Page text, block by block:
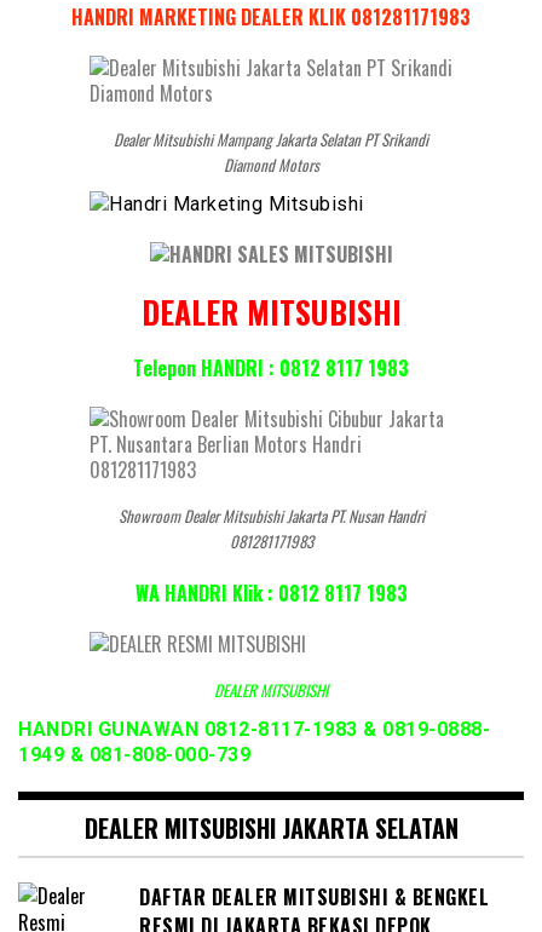
HANDRI MARKETING DEALER KLIK 081281171983
Dealer Mitsubishi Mampang Jakarta Selatan PT Srikandi
Diamond Motors
DEALER MITSUBISHI
Telepon HANDRI : 0812 8117 1983
Showroom Dealer Mitsubishi Jakarta PT. Nusan Handri
081281171983
WA HANDRI Klik : 0812 8117 1983
DEALER MITSUBISHI
HANDRI GUNAWAN 0812-8117-1983 & 0819-0888-
1949 & 081-808-000-739
DEALER MITSUBISHI JAKARTA SELATAN
DAFTAR DEALER MITSUBISHI & BENGKEL
RESMI DI JAKARTA BEKASI DEPOK